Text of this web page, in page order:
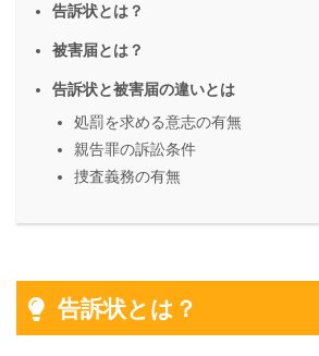
告訴状とは？
被害届とは？
告訴状と被害届の違いとは
処罰を求める意志の有無
親告罪の訴訟条件
捜査義務の有無
告訴状とは？